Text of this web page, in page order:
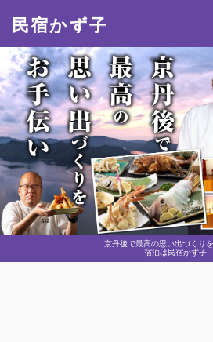
京丹後で最高の思い出づくり
宿泊は民宿かず子
民宿かず子